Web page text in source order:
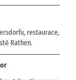
restaurace,
Rathen.